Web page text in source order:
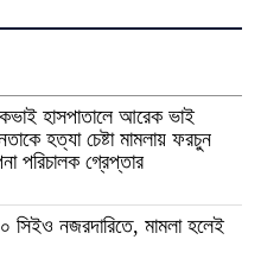
হাসপাতালে আরেক ভাই
হত্যা চেষ্টা মামলায় ফরচুন
পরিচালক গ্রেপ্তার
নজরদারিতে, মামলা হলেই